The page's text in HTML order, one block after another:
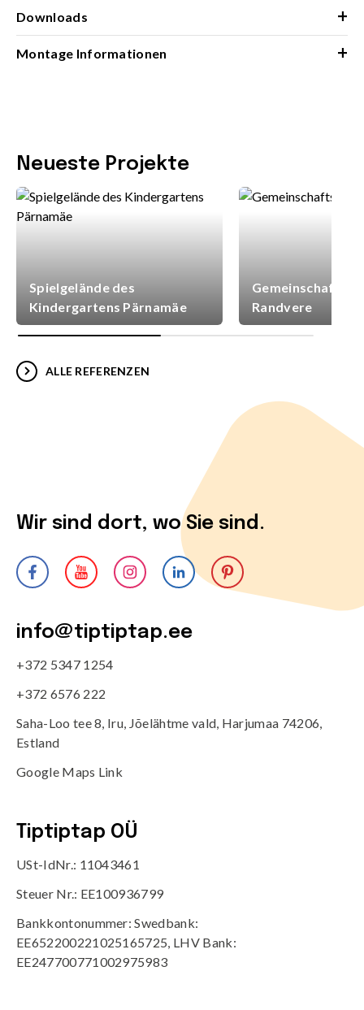
Downloads +
Montage Informationen +
Neueste Projekte
Spielgelände des
Kindergartens Pärnamäe
Randvere
ALLE REFERENZEN
Wir sind dort, wo Sie sind.
info@tiptiptap.ee
+372 5347 1254
+372 6576 222
Saha-Loo tee 8, Iru, Jõelähtme vald, Harjumaa 74206,
Estland
Google Maps Link
Tiptiptap OÜ
USt-IdNr.: 11043461
Steuer Nr.: EE100936799
Bankkontonummer: Swedbank:
EE652200221025165725, LHV Bank:
EE247700771002975983